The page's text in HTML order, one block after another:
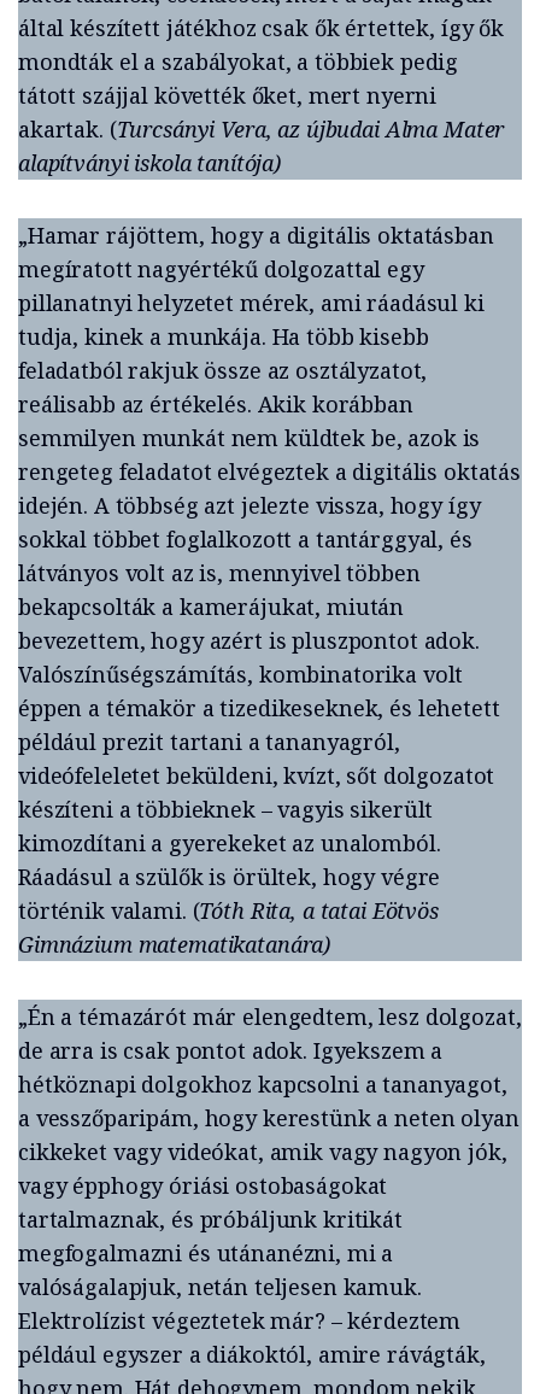
által készített játékhoz csak ők értettek, így ők
mondták el a szabályokat, a többiek pedig
tátott szájjal követték őket, mert nyerni
akartak. (Turcsányi Vera, az újbudai Alma Mater
alapítványi iskola tanítója)
„Hamar rájöttem, hogy a digitális oktatásban
megíratott nagyértékű dolgozattal egy
pillanatnyi helyzetet mérek, ami ráadásul ki
tudja, kinek a munkája. Ha több kisebb
feladatból rakjuk össze az osztályzatot,
reálisabb az értékelés. Akik korábban
semmilyen munkát nem küldtek be, azok is
rengeteg feladatot elvégeztek a digitális oktatás
idején. A többség azt jelezte vissza, hogy így
sokkal többet foglalkozott a tantárggyal, és
látványos volt az is, mennyivel többen
bekapcsolták a kamerájukat, miután
bevezettem, hogy azért is pluszpontot adok.
Valószínűségszámítás, kombinatorika volt
éppen a témakör a tizedikeseknek, és lehetett
például prezit tartani a tananyagról,
videófeleletet beküldeni, kvízt, sőt dolgozatot
készíteni a többieknek – vagyis sikerült
kimozdítani a gyerekeket az unalomból.
Ráadásul a szülők is örültek, hogy végre
történik valami. (Tóth Rita, a tatai Eötvös
Gimnázium matematikatanára)
„Én a témazárót már elengedtem, lesz dolgozat,
de arra is csak pontot adok. Igyekszem a
hétköznapi dolgokhoz kapcsolni a tananyagot,
a vesszőparipám, hogy kerestünk a neten olyan
cikkeket vagy videókat, amik vagy nagyon jók,
vagy épphogy óriási ostobaságokat
tartalmaznak, és próbáljunk kritikát
megfogalmazni és utánanézni, mi a
valóságalapjuk, netán teljesen kamuk.
Elektrolízist végeztetek már? – kérdeztem
például egyszer a diákoktól, amire rávágták,
hogy nem. Hát dehogynem, mondom nekik,